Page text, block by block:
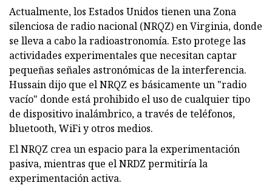
Actualmente, los Estados Unidos tienen una Zona
silenciosa de radio nacional (NRQZ) en Virginia, donde
se lleva a cabo la radioastronomía. Esto protege las
actividades experimentales que necesitan captar
pequeñas señales astronómicas de la interferencia.
Hussain dijo que el NRQZ es básicamente un "radio
vacío" donde está prohibido el uso de cualquier tipo
de dispositivo inalámbrico, a través de teléfonos,
bluetooth, WiFi y otros medios.
El NRQZ crea un espacio para la experimentación
pasiva, mientras que el NRDZ permitiría la
experimentación activa.